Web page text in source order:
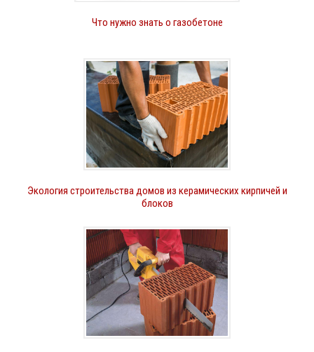
Что нужно знать о газобетоне
Экология строительства домов из керамических кирпичей и
блоков